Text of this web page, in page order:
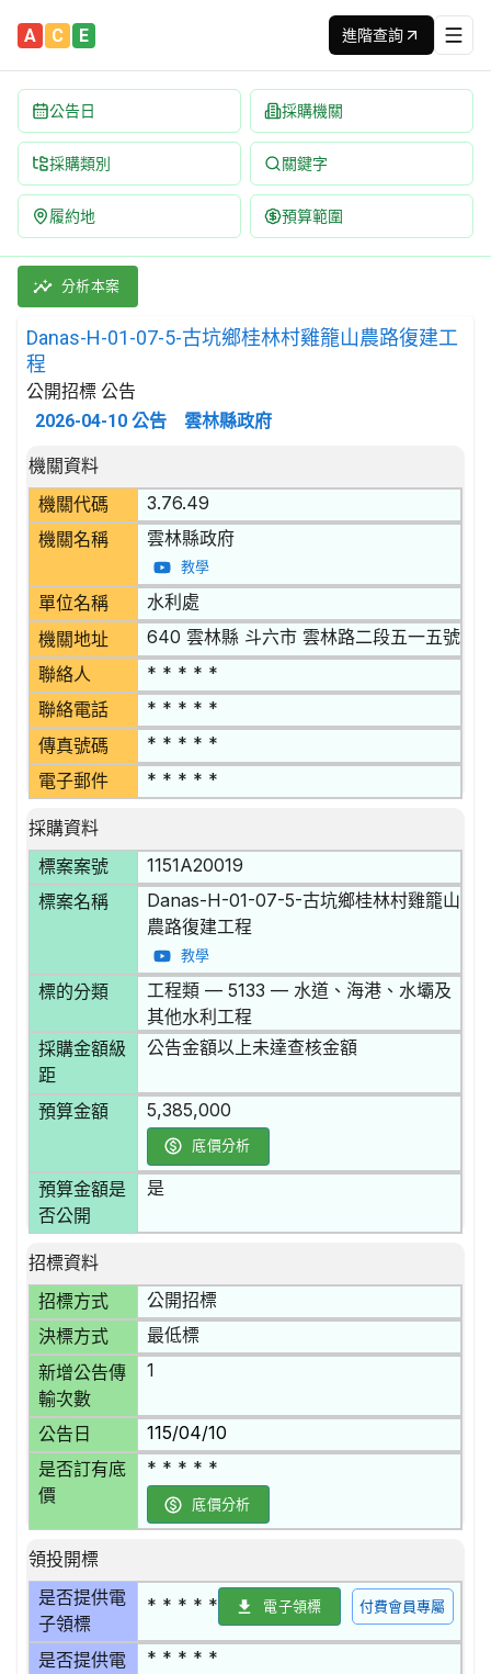
A C E 進階查詢
公告日 採購機關
採購類別 關鍵字
履約地 預算範圍
Danas-H-01-07-5-古坑鄉桂林村雞籠山農路復建工程 招標
採購類別：工程類 水道、海港、水壩及其他水利工程 | 招
分析本案
Danas-H-01-07-5-古坑鄉桂林村雞籠山農路復建工
程
公開招標 公告
2026-04-10 公告 雲林縣政府
招標公告詳細內容
機關資料
機關代碼
3.76.49
機關名稱 雲林縣政府
教學
單位名稱 水利處
機關地址 640 雲林縣 斗六市 雲林路二段五一五號
聯絡人 * * * * *
聯絡電話 * * * * *
傳真號碼 * * * * *
電子郵件 * * * * *
採購資料
標案案號
1151A20019
標案名稱
Danas-H-01-07-5-古坑鄉桂林村雞籠山
農路復建工程
教學
標的分類
工程類 — 5133 — 水道、海港、水壩及
其他水利工程
採購金額級
距
公告金額以上未達查核金額
預算金額 5,385,000
底價分析
預算金額是
否公開
是
招標資料
招標方式
公開招標
決標方式 最低標
新增公告傳
輸次數
1
公告日 115/04/10
是否訂有底
價
* * * * *
底價分析
領投開標
是否提供電
子領標
* * * * * 電子領標 付費會員專屬
是否提供電
* * * * *